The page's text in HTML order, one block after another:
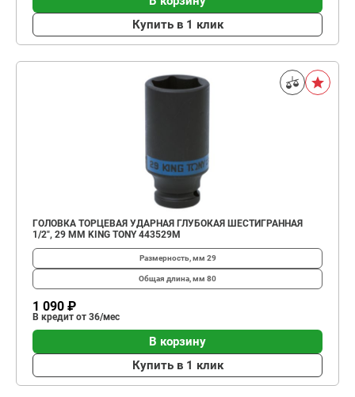
Купить в 1 клик
ГОЛОВКА ТОРЦЕВАЯ УДАРНАЯ ГЛУБОКАЯ ШЕСТИГРАННАЯ
1/2", 29 ММ KING TONY 443529M
Размерность, мм 29
Общая длина, мм 80
1 090 ₽
В кредит от 36/мес
В корзину
Купить в 1 клик